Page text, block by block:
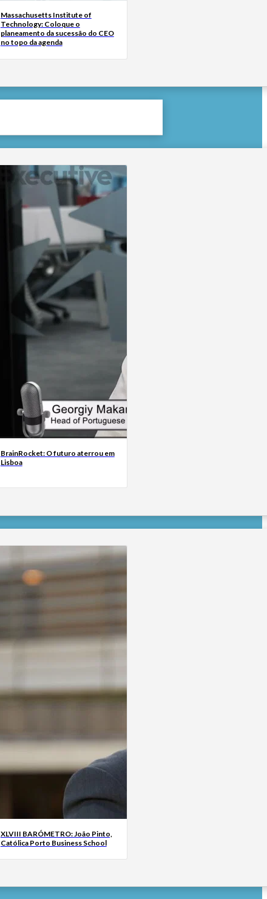
Massachusetts Institute of
Technology: Coloque o
planeamento da sucessão do CEO
no topo da agenda
BrainRocket: O futuro aterrou em
Lisboa
XLVIII BARÓMETRO: João Pinto,
Católica Porto Business School